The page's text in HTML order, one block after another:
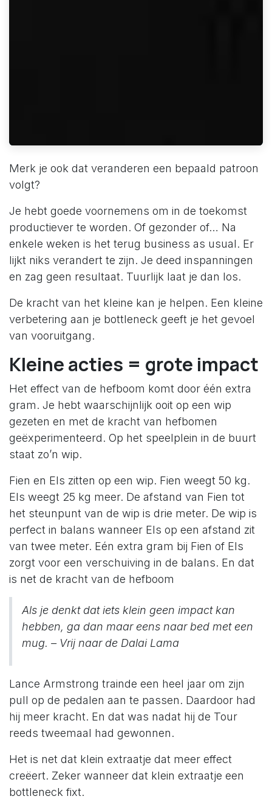
Merk je ook dat veranderen een bepaald patroon
volgt?
Je hebt goede voornemens om in de toekomst
productiever te worden. Of gezonder of… Na
enkele weken is het terug business as usual. Er
lijkt niks verandert te zijn. Je deed inspanningen
en zag geen resultaat. Tuurlijk laat je dan los.
De kracht van het kleine kan je helpen. Een kleine
verbetering aan je bottleneck geeft je het gevoel
van vooruitgang.
Kleine acties = grote impact
Het effect van de hefboom komt door één extra
gram. Je hebt waarschijnlijk ooit op een wip
gezeten en met de kracht van hefbomen
geëxperimenteerd. Op het speelplein in de buurt
staat zo’n wip.
Fien en Els zitten op een wip. Fien weegt 50 kg.
Els weegt 25 kg meer. De afstand van Fien tot
het steunpunt van de wip is drie meter. De wip is
perfect in balans wanneer Els op een afstand zit
van twee meter. Eén extra gram bij Fien of Els
zorgt voor een verschuiving in de balans. En dat
is net de kracht van de hefboom
Als je denkt dat iets klein geen impact kan
hebben, ga dan maar eens naar bed met een
mug. – Vrij naar de Dalai Lama
Lance Armstrong trainde een heel jaar om zijn
pull op de pedalen aan te passen. Daardoor had
hij meer kracht. En dat was nadat hij de Tour
reeds tweemaal had gewonnen.
Het is net dat klein extraatje dat meer effect
creëert. Zeker wanneer dat klein extraatje een
bottleneck fixt.